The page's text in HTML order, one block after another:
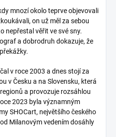
mnozí okolo teprve objevovali
on už měl za sebou
nepřestal věřit ve své sny.
a dobrodruh dokazuje, že
v roce 2003 a dnes stojí za
v Česku a na Slovensku, která
a provozuje rozsáhlou
2023 byla významným
SHOCart, největšího českého
Milanovým vedením dosáhly